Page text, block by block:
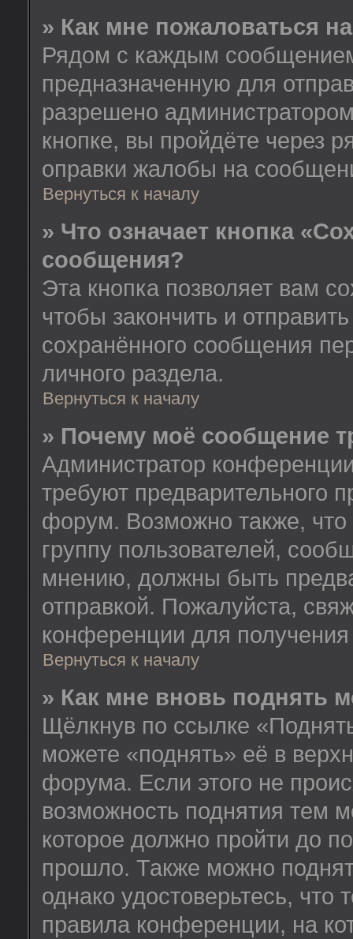
» Как мне пожаловаться
Рядом с каждым
предназначенную для
разрешено
кнопке, вы пройдёте через
оправки жалобы на
Вернуться к началу
» Что означает кнопка
сообщения?
Эта кнопка позволяет вам
чтобы закончить и
сохранённого сообщения
личного раздела.
Вернуться к началу
» Почему моё сообщение
Администратор
требуют предварительного
форум. Возможно также, что
группу пользователей,
мнению, должны быть
отправкой. Пожалуйста,
конференции для
Вернуться к началу
» Как мне вновь поднять
Щёлкнув по ссылке
можете «поднять» её в
форума. Если этого не
возможность поднятия тем
которое должно пройти до
прошло. Также можно
однако удостоверьтесь,
правила конференции, на